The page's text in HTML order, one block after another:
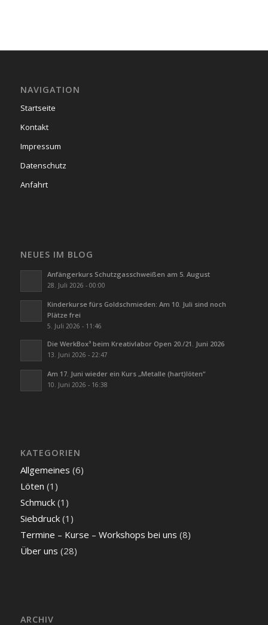
NAVIGATION
Startseite
Kontakt
Impressum
Datenschutz
Anfahrt
NEUES IM BLOG
Anfängerkurs Schutzgasschweißen am 5. August
28. Juli 2026 - 00:00
Kinderkurse fürs Goldschmieden: Am 10. Juli sind noch
Plätze frei
5. Juli 2026 - 11:46
Die WerkBox³ beim Kreativlabor Open 20./21. Juni 2026
13. Juni 2026 - 22:47
Am 17. Juni wieder ein Kurs „Metalle (hart)löten“
10. Juni 2026 - 16:38
KATEGORIEN
Allgemeines (6)
Löten (1)
Schmuck(1)
Siebdruck(1)
Termine – Kurse – Workshops bei uns (8)
Über uns (28)
ARCHIV